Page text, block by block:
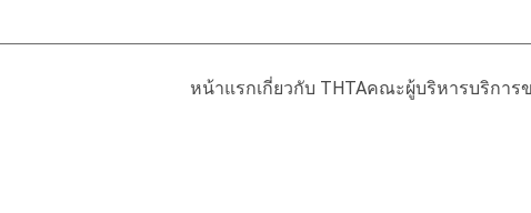
หน้าแรกเกี่ยวกับ THTAคณะผู้บริหารบริการ